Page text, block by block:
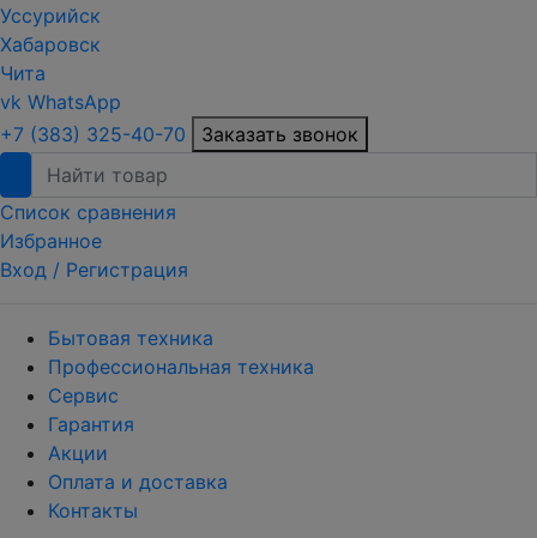
Уссурийск
Хабаровск
Чита
vk WhatsApp
+7 (383) 325-40-70
Заказать звонок
Список сравнения
Избранное
Вход / Регистрация
Бытовая техника
Профессиональная техника
Сервис
Гарантия
Акции
Оплата и доставка
Контакты